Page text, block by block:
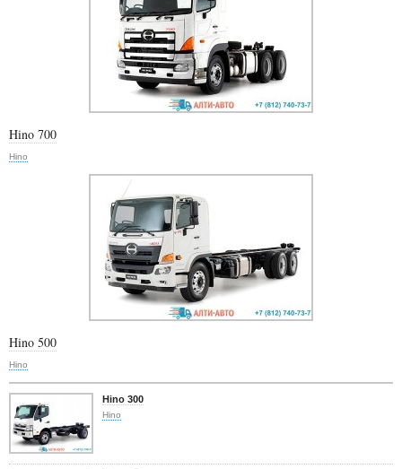
Hino 700
Hino
Hino 500
Hino
Hino 300
Hino